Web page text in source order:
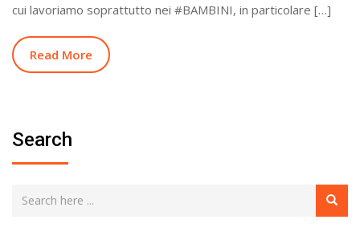
cui lavoriamo soprattutto nei #BAMBINI, in particolare […]
Read More
Search